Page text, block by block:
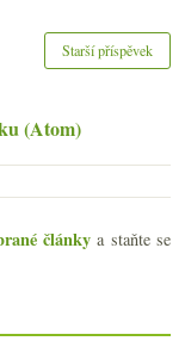
Starší příspěvek
(Atom)
články a staňte se